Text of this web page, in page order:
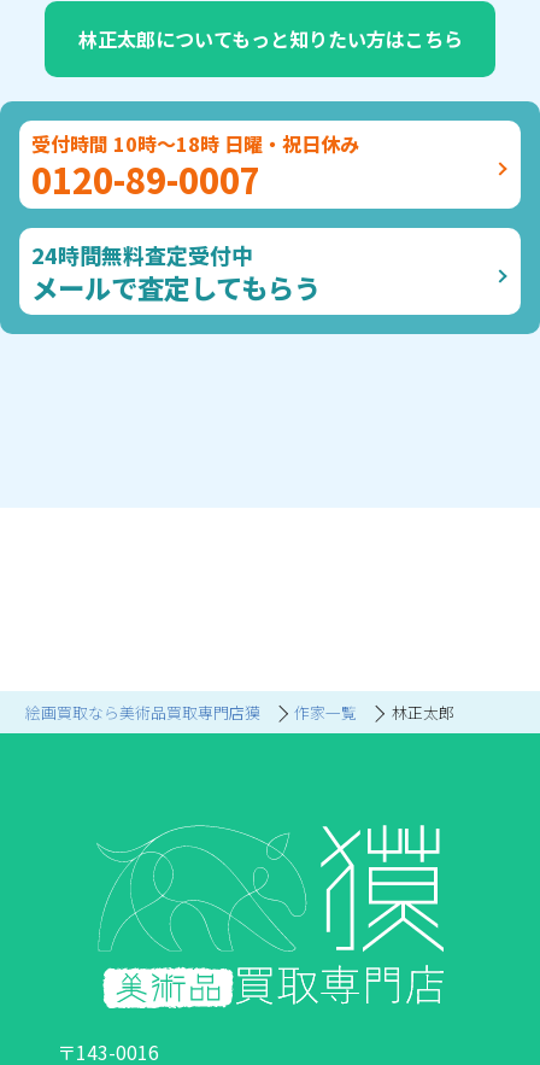
絵画買取なら美術品買取専門店獏 作家一覧 林正太郎
林正太郎についてもっと知りたい方はこちら
受付時間 10時～18時 日曜・祝日休み
0120-89-0007
24時間無料査定受付中
メールで査定してもらう
〒143-0016